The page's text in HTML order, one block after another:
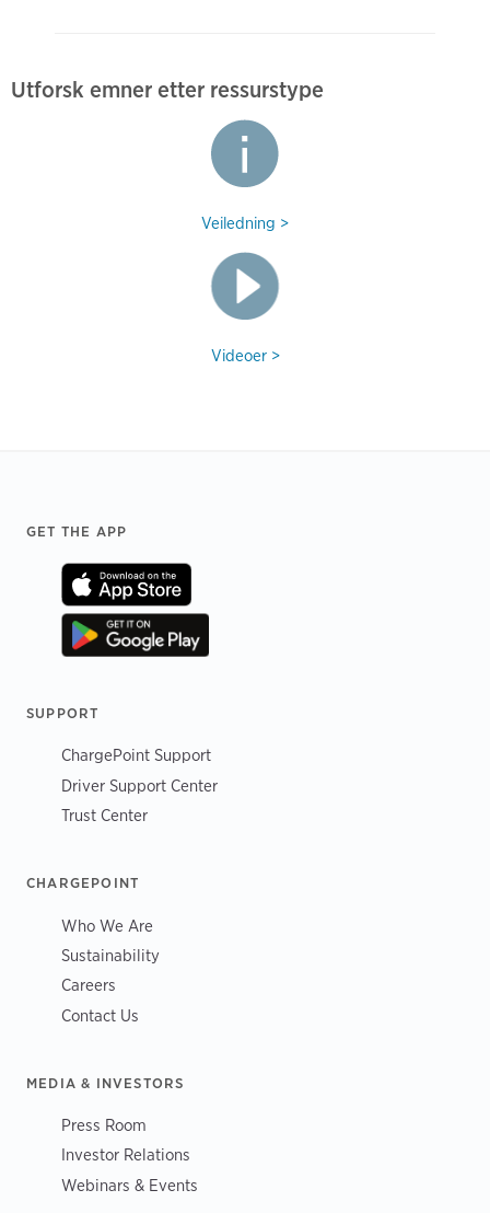
Utforsk emner etter ressurstype
Veiledning >
Videoer >
Footer
GET THE APP
SUPPORT
ChargePoint Support
Driver Support Center
Trust Center
CHARGEPOINT
Who We Are
Sustainability
Careers
Contact Us
MEDIA & INVESTORS
Press Room
Investor Relations
Webinars & Events